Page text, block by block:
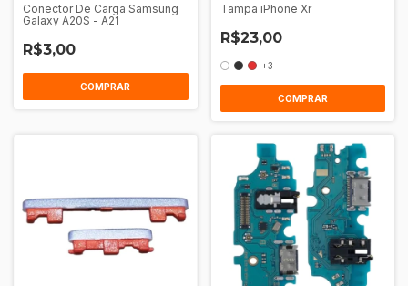
Conector De Carga Samsung
Galaxy A20S - A21
R$3,00
Tampa iPhone Xr
R$23,00
+3
COMPRAR